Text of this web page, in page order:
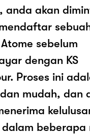
anda akan
sebelum
dengan KS
Proses ini
mudah, dan
beberapa